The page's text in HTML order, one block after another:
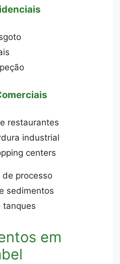
restaurantes
industrial
centers
de processo
sedimentos
tanques
em